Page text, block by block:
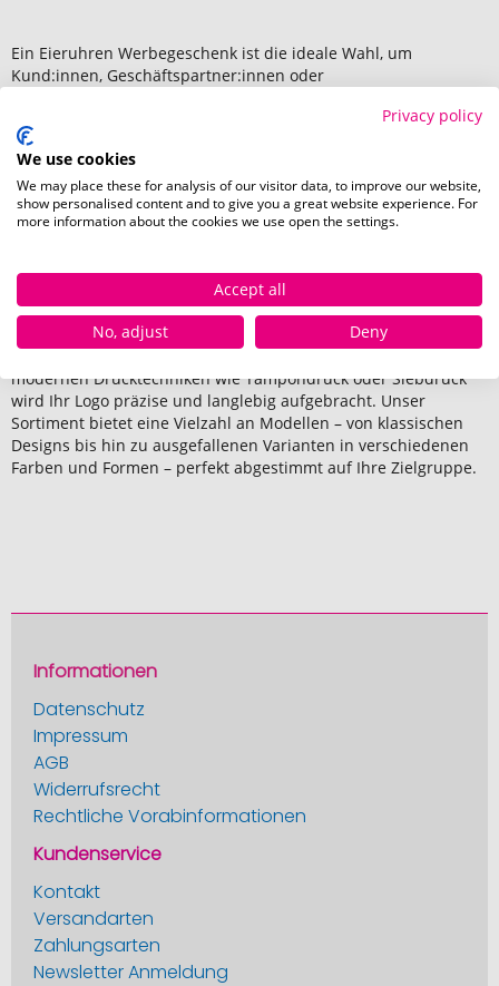
Ein Eieruhren Werbegeschenk ist die ideale Wahl, um
Kund:innen, Geschäftspartner:innen oder
Artikel zu überraschen. Diese Werbeartikel eignen sich
perfekt als Giveaway bei Messen, Promotions oder als
Geschenk bei Firmenveranstaltungen. Ihre
Funktionalität und die tägliche Nutzung machen
Eieruhren Werbeartikel zu einem effektiven
Markenbotschafter, der für bleibende Eindrücke sorgt.
Eieruhren bedrucken lassen bei Pinkcube
Bei Pinkcube können Sie Ihre Eieruhren Werbeartikel
individuell gestalten und optimal an Ihre Marke anpassen. Mit
modernen Drucktechniken wie Tampondruck oder Siebdruck
wird Ihr Logo präzise und langlebig aufgebracht. Unser
Sortiment bietet eine Vielzahl an Modellen – von klassischen
Designs bis hin zu ausgefallenen Varianten in verschiedenen
Farben und Formen – perfekt abgestimmt auf Ihre Zielgruppe.
Informationen
Datenschutz
Impressum
AGB
Widerrufsrecht
Rechtliche Vorabinformationen
Kundenservice
Kontakt
Versandarten
Zahlungsarten
Newsletter Anmeldung
Privacy policy
We use cookies
We may place these for analysis of our visitor data, to improve our website,
show personalised content and to give you a great website experience. For
more information about the cookies we use open the settings.
Accept all
No, adjust
Deny